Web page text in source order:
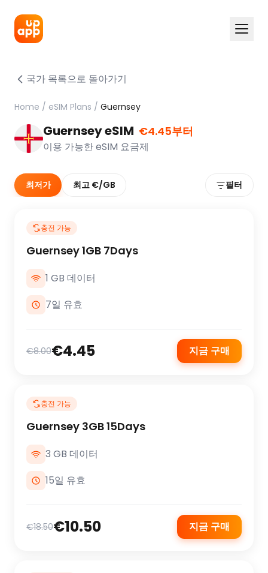
국가 목록으로 돌아가기
Home / eSIM Plans / Guernsey
Guernsey eSIM €4.45부터
이용 가능한 eSIM 요금제
최저가 최고 €/GB 필터
충전 가능
Guernsey 1GB 7Days
1 GB 데이터
7일 유효
€8.00€4.45 지금 구매
충전 가능
Guernsey 3GB 15Days
3 GB 데이터
15일 유효
€18.50€10.50 지금 구매